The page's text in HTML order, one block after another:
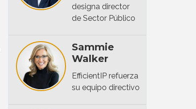
designa director
de Sector Público
Sammie
Walker
EfficientIP refuerza
su equipo directivo